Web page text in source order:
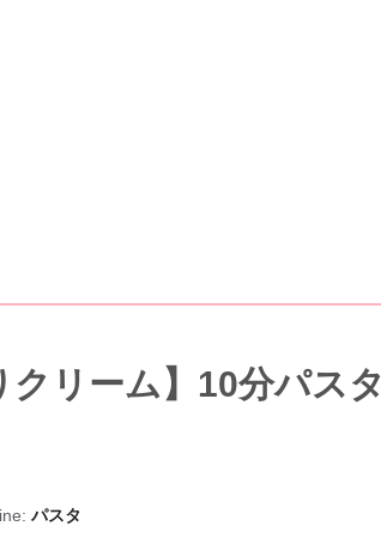
リーム】10分パスタ
パスタ